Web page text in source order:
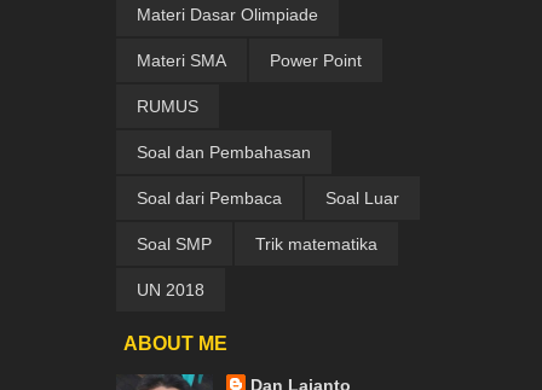
Materi Dasar Olimpiade
Materi SMA Power Point
RUMUS
Soal dan Pembahasan
Soal dari Pembaca Soal Luar
Soal SMP Trik matematika
UN 2018
ABOUT ME
Dan Lajanto